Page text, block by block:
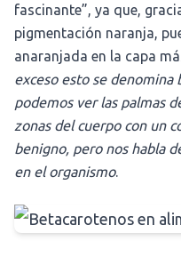
fascinante”, ya que,
pigmentación naranja,
anaranjada en la capa
exceso esto se
podemos ver las palmas
zonas del cuerpo con un
benigno, pero nos habla
en el organismo.